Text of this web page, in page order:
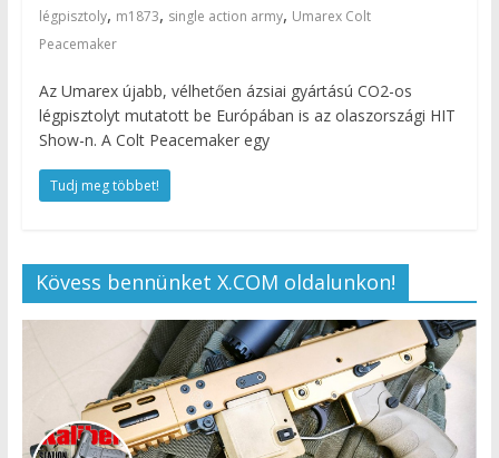
légpisztoly, m1873, single action army, Umarex Colt
Peacemaker
Az Umarex újabb, vélhetően ázsiai gyártású CO2-os
légpisztolyt mutatott be Európában is az olaszországi HIT
Show-n. A Colt Peacemaker egy
Tudj meg többet!
Kövess bennünket X.COM oldalunkon!